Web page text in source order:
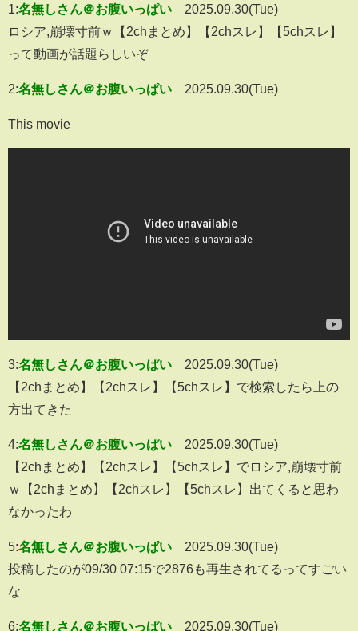
1:名無しさん＠お腹いっぱい
2025.09.30(Tue)
ロシア,崩壊寸前ｗ【2chまとめ】【2chスレ】【5chスレ】
って動画が話題らしいぞ
2:名無しさん＠お腹いっぱい 2025.09.30(Tue)
This movie
3:名無しさん＠お腹いっぱい
2025.09.30(Tue)
【2chまとめ】【2chスレ】【5chスレ】で検索したら上の
方出てきた
4:名無しさん＠お腹いっぱい
2025.09.30(Tue)
【2chまとめ】【2chスレ】【5chスレ】でロシア,崩壊寸前
ｗ【2chまとめ】【2chスレ】【5chスレ】出てくると思わ
なかったわ
5:名無しさん＠お腹いっぱい
2025.09.30(Tue)
投稿したのが09/30 07:15で2876も再生されてるってすごい
な
6:名無しさん＠お腹いっぱい
2025.09.30(Tue)